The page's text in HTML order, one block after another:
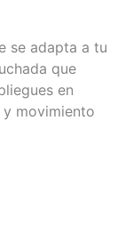
se adapta a tu
que
en
movimiento